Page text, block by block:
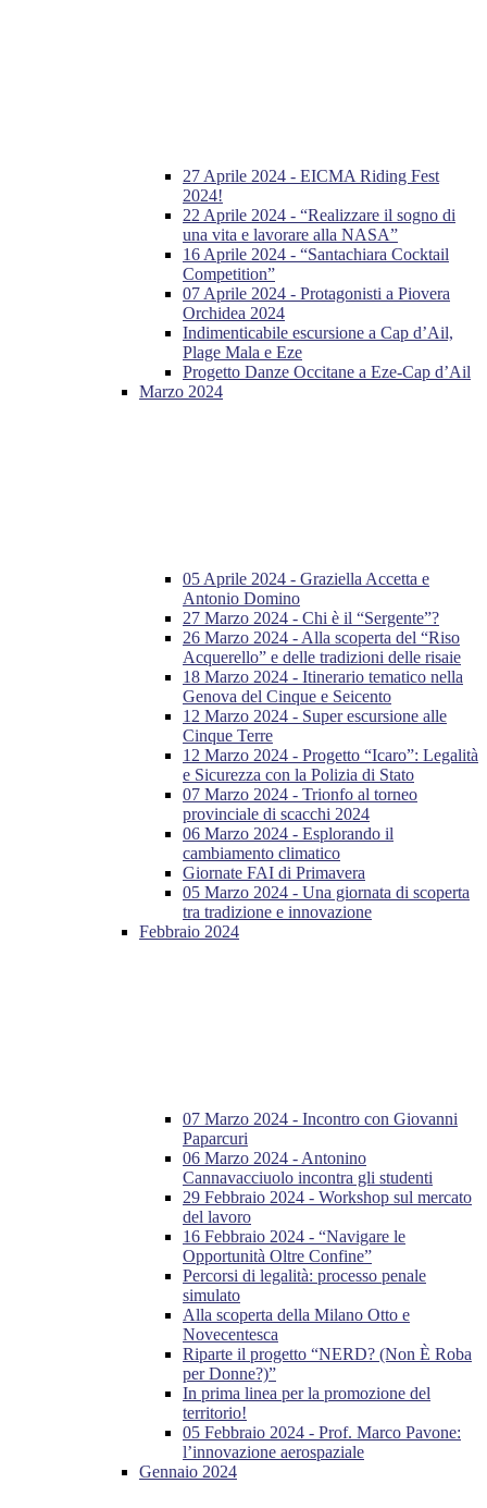
27 Aprile 2024 - EICMA Riding Fest
2024!
22 Aprile 2024 - “Realizzare il sogno di
una vita e lavorare alla NASA”
16 Aprile 2024 - “Santachiara Cocktail
Competition”
07 Aprile 2024 - Protagonisti a Piovera
Orchidea 2024
Indimenticabile escursione a Cap d’Ail,
Plage Mala e Eze
Progetto Danze Occitane a Eze-Cap d’Ail
Marzo 2024
05 Aprile 2024 - Graziella Accetta e
Antonio Domino
27 Marzo 2024 - Chi è il “Sergente”?
26 Marzo 2024 - Alla scoperta del “Riso
Acquerello” e delle tradizioni delle risaie
18 Marzo 2024 - Itinerario tematico nella
Genova del Cinque e Seicento
12 Marzo 2024 - Super escursione alle
Cinque Terre
12 Marzo 2024 - Progetto “Icaro”: Legalità
e Sicurezza con la Polizia di Stato
07 Marzo 2024 - Trionfo al torneo
provinciale di scacchi 2024
06 Marzo 2024 - Esplorando il
cambiamento climatico
Giornate FAI di Primavera
05 Marzo 2024 - Una giornata di scoperta
tra tradizione e innovazione
Febbraio 2024
07 Marzo 2024 - Incontro con Giovanni
Paparcuri
06 Marzo 2024 - Antonino
Cannavacciuolo incontra gli studenti
29 Febbraio 2024 - Workshop sul mercato
del lavoro
16 Febbraio 2024 - “Navigare le
Opportunità Oltre Confine”
Percorsi di legalità: processo penale
simulato
Alla scoperta della Milano Otto e
Novecentesca
Riparte il progetto “NERD? (Non È Roba
per Donne?)”
In prima linea per la promozione del
territorio!
05 Febbraio 2024 - Prof. Marco Pavone:
l’innovazione aerospaziale
Gennaio 2024